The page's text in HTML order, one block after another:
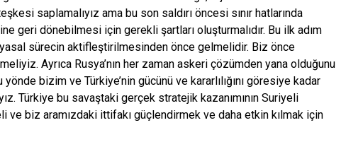
saplamalıyız ama bu son saldırı öncesi sınır hatlarında
geri dönebilmesi için gerekli şartları oluşturmalıdır. Bu ilk adım
sürecin aktifleştirilmesinden önce gelmelidir. Biz önce
Ayrıca Rusya’nın her zaman askeri çözümden yana olduğunu
bizim ve Türkiye’nin gücünü ve kararlılığını göresiye kadar
Türkiye bu savaştaki gerçek stratejik kazanımının Suriyeli
ve biz aramızdaki ittifakı güçlendirmek ve daha etkin kılmak için